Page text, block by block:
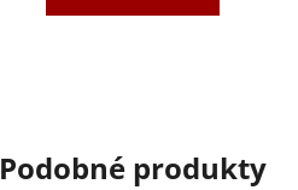
Podobné produkty